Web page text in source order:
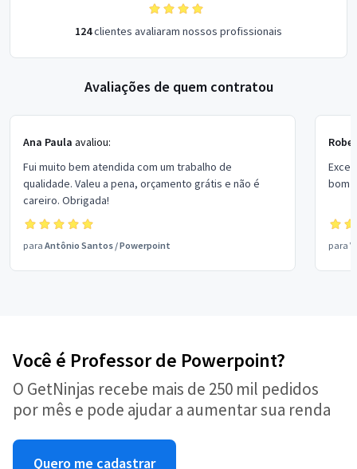
124clientes avaliaram nossos profissionais
Avaliações de quem contratou
Ana Paula avaliou:
Fui muito bem atendida com um trabalho de
qualidade. Valeu a pena, orçamento grátis e não é
careiro. Obrigada!
para Antônio Santos /Powerpoint
bom
para
Você é Professor de Powerpoint?
O GetNinjas recebe mais de 250 mil pedidos
por mês e pode ajudar a aumentar sua renda
Quero me cadastrar